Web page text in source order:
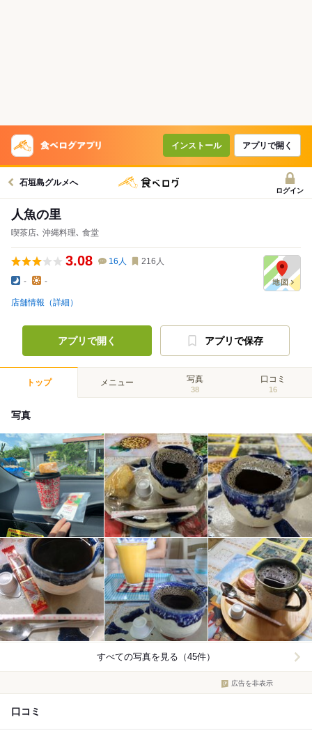
インストール アプリで開く
石垣島グルメへ
ログイン
人魚の里
喫茶店､ 沖縄料理､ 食堂
3.08 16 人 216 人
- -
店舗情報（詳細）
アプリで開く アプリで保存
トップ メニュー 写真
38
口コミ
16
写真
すべての写真を見る（45件）
広告を非表示
口コミ